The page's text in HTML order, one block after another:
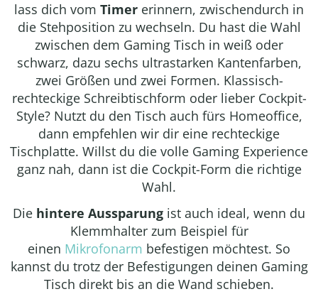
lass dich vom Timer erinnern, zwischendurch in
die Stehposition zu wechseln. Du hast die Wahl
zwischen dem Gaming Tisch in weiß oder
schwarz, dazu sechs ultrastarken Kantenfarben,
zwei Größen und zwei Formen. Klassisch-
rechteckige Schreibtischform oder lieber Cockpit-
Style? Nutzt du den Tisch auch fürs Homeoffice,
dann empfehlen wir dir eine rechteckige
Tischplatte. Willst du die volle Gaming Experience
ganz nah, dann ist die Cockpit-Form die richtige
Wahl.
Die hintere Aussparung ist auch ideal, wenn du
Klemmhalter zum Beispiel für
einen Mikrofonarm befestigen möchtest. So
kannst du trotz der Befestigungen deinen Gaming
Tisch direkt bis an die Wand schieben.